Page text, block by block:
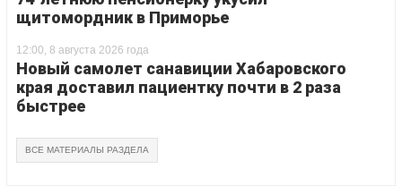
щитомордник в Приморье
12:00, 8 августа 2026 года
Новый самолет санавиции Хабаровского
края доставил пациентку почти в 2 раза
быстрее
ВСЕ МАТЕРИАЛЫ РАЗДЕЛА